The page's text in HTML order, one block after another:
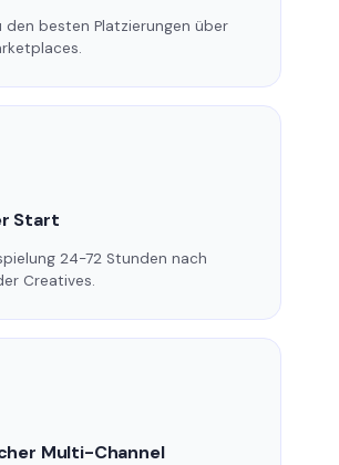
den besten Platzierungen über
Start
24-72 Stunden nach
Creatives.
Multi-Channel